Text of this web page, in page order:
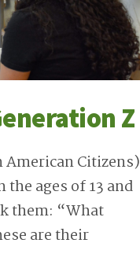
Z
American Citizens)
ages of 13 and
them: “What
are their